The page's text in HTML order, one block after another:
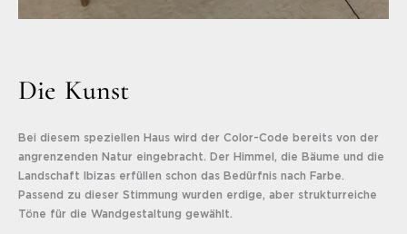
Die Kunst
Bei diesem speziellen Haus wird der Color-Code bereits von der
angrenzenden Natur eingebracht. Der Himmel, die Bäume und die
Landschaft Ibizas erfüllen schon das Bedürfnis nach Farbe.
Passend zu dieser Stimmung wurden erdige, aber strukturreiche
Töne für die Wandgestaltung gewählt.